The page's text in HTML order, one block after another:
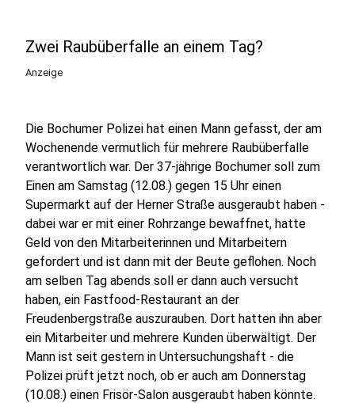
Zwei Raubüberfalle an einem Tag?
Anzeige
Die Bochumer Polizei hat einen Mann gefasst, der am
Wochenende vermutlich für mehrere Raubüberfalle
verantwortlich war. Der 37-jährige Bochumer soll zum
Einen am Samstag (12.08.) gegen 15 Uhr einen
Supermarkt auf der Herner Straße ausgeraubt haben -
dabei war er mit einer Rohrzange bewaffnet, hatte
Geld von den Mitarbeiterinnen und Mitarbeitern
gefordert und ist dann mit der Beute geflohen. Noch
am selben Tag abends soll er dann auch versucht
haben, ein Fastfood-Restaurant an der
Freudenbergstraße auszurauben. Dort hatten ihn aber
ein Mitarbeiter und mehrere Kunden überwältigt. Der
Mann ist seit gestern in Untersuchungshaft - die
Polizei prüft jetzt noch, ob er auch am Donnerstag
(10.08.) einen Frisör-Salon ausgeraubt haben könnte.